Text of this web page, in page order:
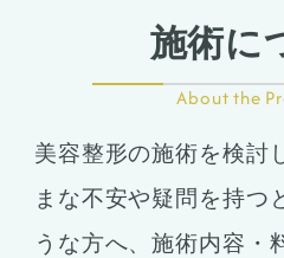
施術に
About the
美容整形の施術を検討
まな不安や疑問を持つ
うな方へ、施術内容・